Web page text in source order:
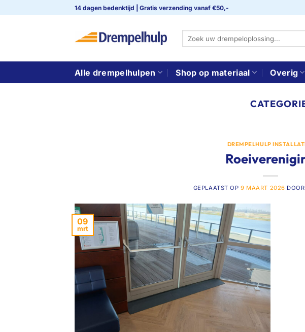
naar
14 dagen bedenktijd | Gratis verzending vanaf €50,-
Alle drempelhulpen Shop op materiaal Overig
DREMPELHULP
GEPLAATST OP9 MAART 2026 DOOR
09
mrt